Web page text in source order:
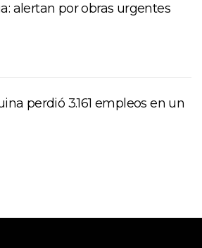
alertan por obras urgentes
perdió 3.161 empleos en un